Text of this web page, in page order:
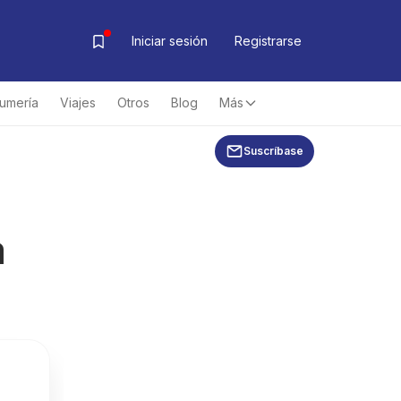
Iniciar sesión Registrarse
Viajes Otros Blog Más
Suscríbase